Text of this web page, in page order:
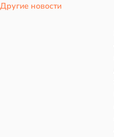
Другие новости